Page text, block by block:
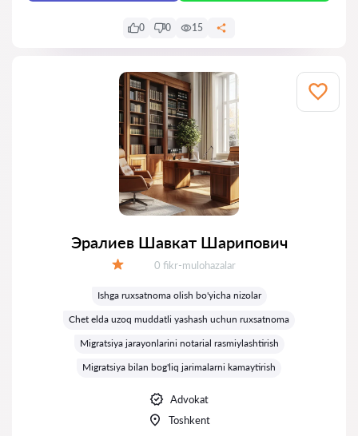
0 0 15
Эралиев Шавкат Шарипович
Fikrlar:
0 fikr-mulohazalar
Ishga ruxsatnoma olish bo'yicha nizolar
Chet elda uzoq muddatli yashash uchun ruxsatnoma
Migratsiya jarayonlarini notarial rasmiylashtirish
Migratsiya bilan bog'liq jarimalarni kamaytirish
Advokat
Toshkent